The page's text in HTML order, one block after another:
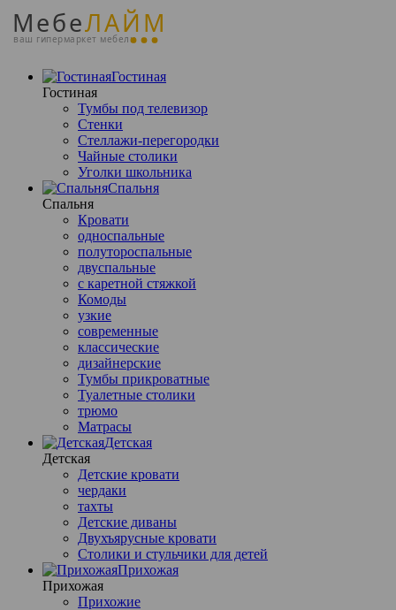
МебеЛАЙМ
ваш гипермаркет мебели
Гостиная
Гостиная
Тумбы под телевизор
Стенки
Стеллажи-перегородки
Чайные столики
Уголки школьника
Спальня
Спальня
Кровати
односпальные
полутороспальные
двуспальные
с каретной стяжкой
Комоды
узкие
современные
классические
дизайнерские
Тумбы прикроватные
Туалетные столики
трюмо
Матрасы
Детская
Детская
Детские кровати
чердаки
тахты
Детские диваны
Двухъярусные кровати
Столики и стульчики для детей
Прихожая
Прихожая
Прихожие